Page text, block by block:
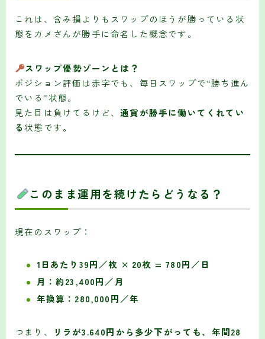
これは、含み損よりもスワップのほうが勝っている状
態をカメさんが勝手に命名した概念です。
スワップ優勢ゾーンとは？
ポジション評価は赤字でも、毎日スワップで“勝ち進ん
でいる”状態。
見た目は負けてるけど、通貨が勝手に働いてくれてい
る状態です。
このまま運用を続けたらどうなる？
現在のスワップ：
1日あたり39円／枚 × 20枚 = 780円／日
月：約23,400円／月
年換算：280,000円／年
つまり、
リラが3.640円から多少下がっても、年間28